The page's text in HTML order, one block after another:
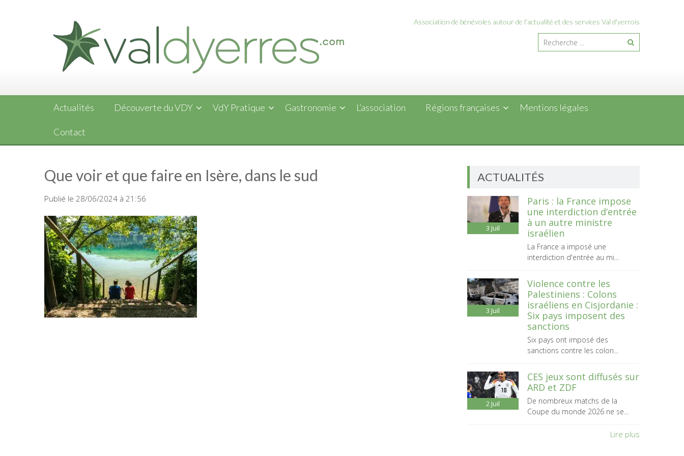
Association de bénévoles autour de l'actualité et des services Val d'yerrois
Actualités Découverte du VDY VdY Pratique Gastronomie L’association Régions françaises Mentions légales
Contact
Que voir et que faire en Isère, dans le sud
Publié le 28/06/2024 à 21:56
ACTUALITÉS
3 Juil
Paris : la France impose
une interdiction d’entrée
à un autre ministre
israélien
La France a imposé une
interdiction d'entrée au mi...
3 Juil
Violence contre les
Palestiniens : Colons
israéliens en Cisjordanie :
Six pays imposent des
sanctions
Six pays ont imposé des
sanctions contre les colon...
2 Juil
CES jeux sont diffusés sur
ARD et ZDF
De nombreux matchs de la
Coupe du monde 2026 ne se...
Lire plus